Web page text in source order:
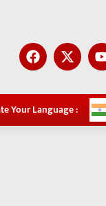
Your Language :